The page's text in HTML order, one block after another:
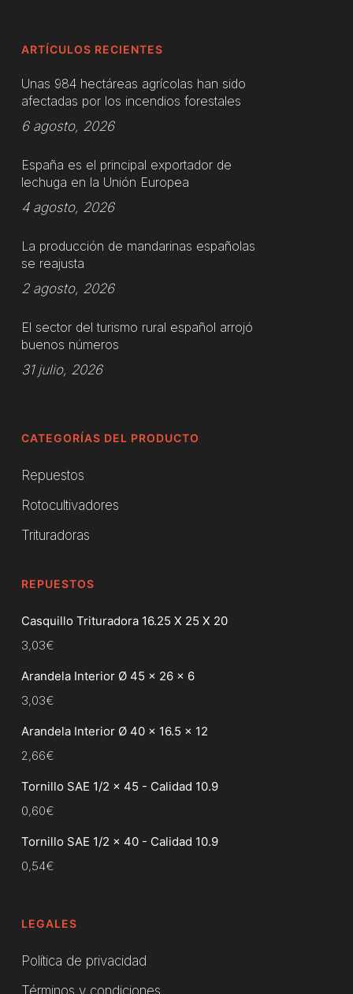
ARTÍCULOS RECIENTES
Unas 984 hectáreas agrícolas han sido
afectadas por los incendios forestales
6 agosto, 2026
España es el principal exportador de
lechuga en la Unión Europea
4 agosto, 2026
La producción de mandarinas españolas
se reajusta
2 agosto, 2026
El sector del turismo rural español arrojó
buenos números
31 julio, 2026
CATEGORÍAS DEL PRODUCTO
Repuestos
Rotocultivadores
Trituradoras
REPUESTOS
Casquillo Trituradora 16.25 X 25 X 20
3,03€
Arandela Interior Ø 45 x 26 x 6
3,03€
Arandela Interior Ø 40 x 16.5 x 12
2,66€
Tornillo SAE 1/2 x 45 - Calidad 10.9
0,60€
Tornillo SAE 1/2 x 40 - Calidad 10.9
0,54€
LEGALES
Política de privacidad